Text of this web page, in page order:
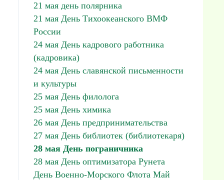
21 мая день полярника
21 мая День Тихоокеанского ВМФ
России
24 мая День кадрового работника
(кадровика)
24 мая День славянской письменности
и культуры
25 мая День филолога
25 мая День химика
26 мая День предпринимательства
27 мая День библиотек (библиотекаря)
28 мая День пограничника
28 мая День оптимизатора Рунета
День Военно-Морского Флота Май